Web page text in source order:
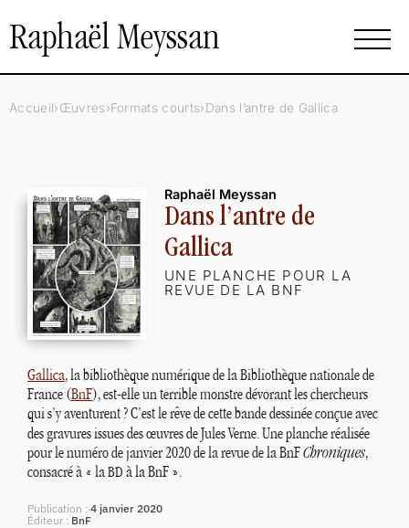
Raphaël Meyssan
Accueil Œuvres Formats courts Dans l’antre de Gallica
Raphaël Meyssan
Dans l’antre de
Gallica
UNE PLANCHE POUR LA
REVUE DE LA BNF
Gallica, la bibliothèque numérique de la Bibliothèque nationale de
France (BnF), est-elle un terrible monstre dévorant les chercheurs
qui s’y aventurent ? C’est le rêve de cette bande dessinée conçue avec
des gravures issues des œuvres de Jules Verne. Une planche réalisée
pour le numéro de janvier 2020 de la revue de la BnFChroniques,
consacré à « laBD à la BnF ».
Publication
4 janvier 2020
Éditeur
BnF